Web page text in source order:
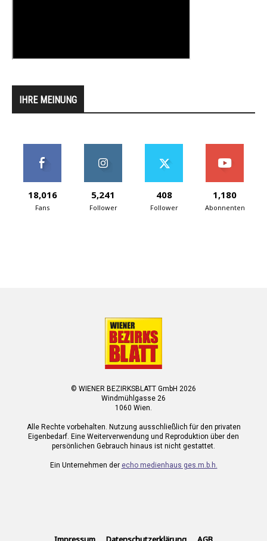
IHRE MEINUNG
18,016
Fans
5,241
Follower
408
Follower
1,180
Abonnenten
© WIENER BEZIRKSBLATT GmbH 2026
Windmühlgasse 26
1060 Wien.
Alle Rechte vorbehalten. Nutzung ausschließlich für den privaten
Eigenbedarf. Eine Weiterverwendung und Reproduktion über den
persönlichen Gebrauch hinaus ist nicht gestattet.
Ein Unternehmen der echo medienhaus ges.m.b.h.